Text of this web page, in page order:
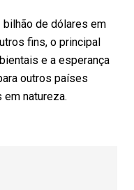
de dólares em
fins, o principal
e a esperança
outros países
natureza.